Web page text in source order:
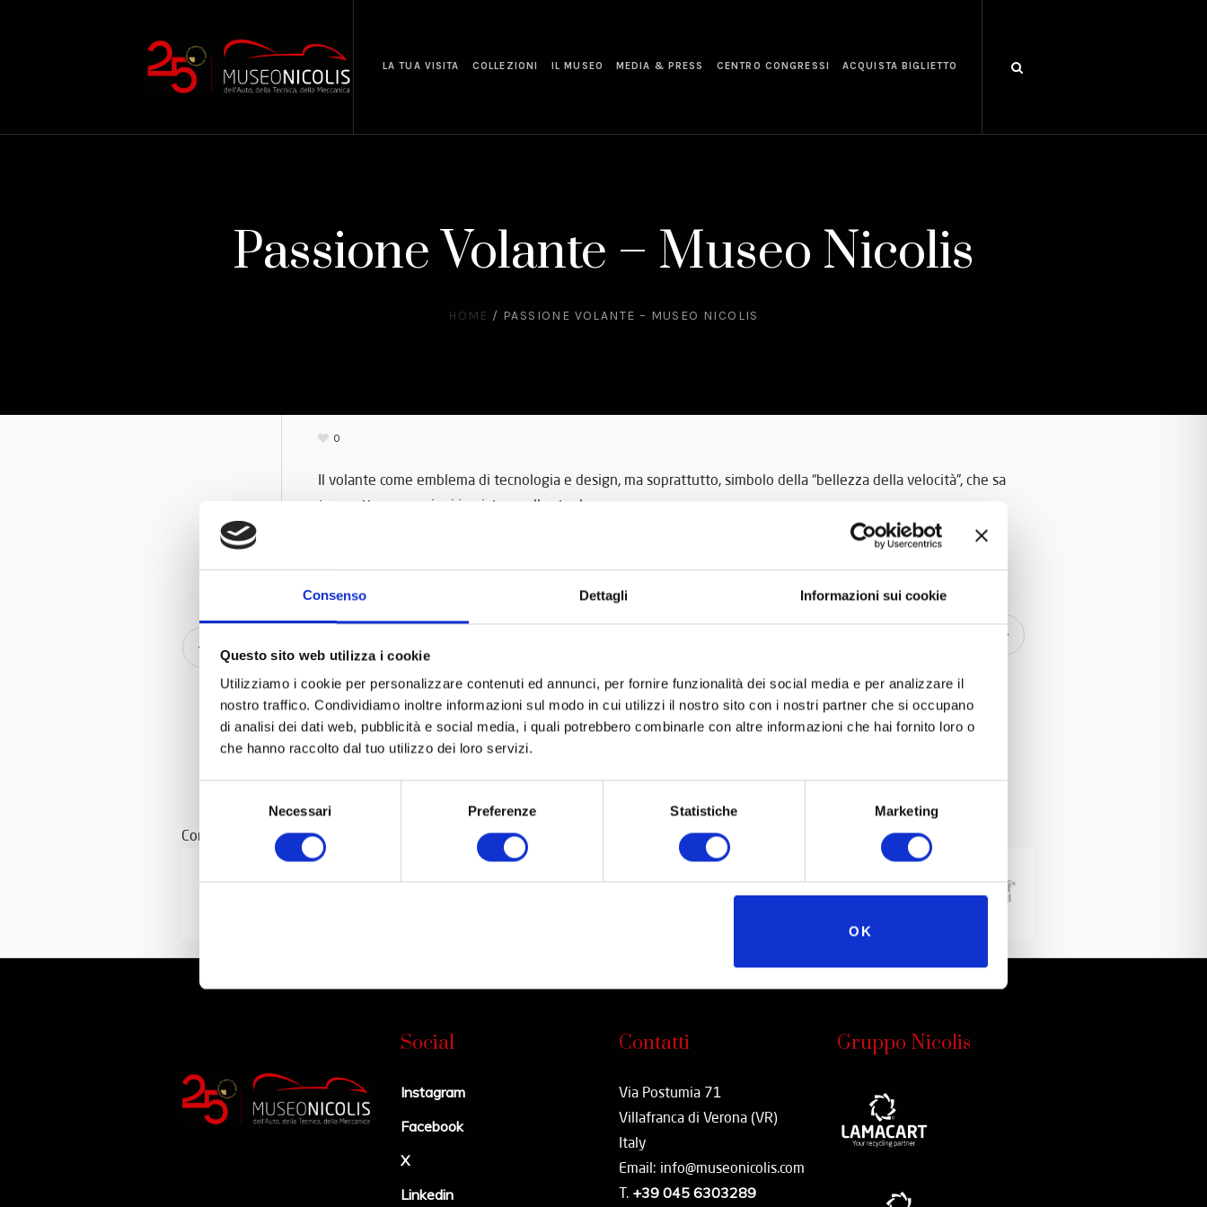
Consenso Dettagli Informazioni sui cookie
Questo sito web utilizza i cookie
Utilizziamo i cookie per personalizzare contenuti ed annunci, per fornire funzionalità dei social media e per analizzare il
nostro traffico. Condividiamo inoltre informazioni sul modo in cui utilizzi il nostro sito con i nostri partner che si occupano
di analisi dei dati web, pubblicità e social media, i quali potrebbero combinarle con altre informazioni che hai fornito loro o
che hanno raccolto dal tuo utilizzo dei loro servizi.
consenso
Necessari Preferenze Statistiche Marketing
OK
LA TUA VISITA COLLEZIONI IL MUSEO MEDIA & PRESS CENTRO CONGRESSI ACQUISTA BIGLIETTO
Passione Volante – Museo Nicolis
HOME / PASSIONE VOLANTE – MUSEO NICOLIS
0
Il volante come emblema di tecnologia e design, ma soprattutto, simbolo della “bellezza della velocità”, che sa
trasmettere emozioni in pista e sulla strada
del Museo Nicolis
Con il patrocinio di Partner
Social
Instagram
Facebook
X
Linkedin
Contatti
Via Postumia 71
Villafranca di Verona (VR)
Italy
Email: info@museonicolis.com
T. +39 045 6303289
Gruppo Nicolis